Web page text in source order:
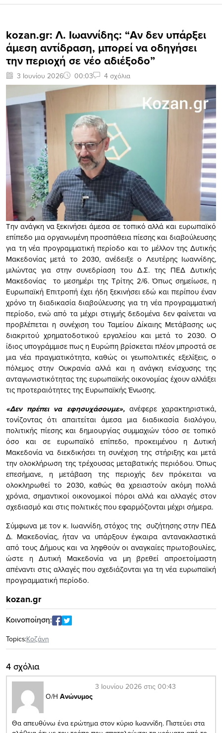
kozan.gr: Λ. Ιωαννίδης: “Aν δεν υπάρξει
άμεση αντίδραση, μπορεί να οδηγήσει
την περιοχή σε νέο αδιέξοδο”
3 Ιουνίου 2026 00:03 4 σχόλια
Την ανάγκη να ξεκινήσει άμεσα σε τοπικό αλλά και ευρωπαϊκό
επίπεδο μια οργανωμένη προσπάθεια πίεσης και διαβούλευσης
για τη νέα προγραμματική περίοδο και το μέλλον της Δυτικής
Μακεδονίας μετά το 2030, ανέδειξε ο Λευτέρης Ιωαννίδης,
μιλώντας για στην συνεδρίαση του Δ.Σ. της ΠΕΔ Δυτικής
Μακεδονίας το μεσημέρι της Τρίτης 2/6. Όπως σημείωσε, η
Ευρωπαϊκή Επιτροπή έχει ήδη ξεκινήσει εδώ και περίπου έναν
χρόνο τη διαδικασία διαβούλευσης για τη νέα προγραμματική
περίοδο, ενώ από τα μέχρι στιγμής δεδομένα δεν φαίνεται να
προβλέπεται η συνέχιση του Ταμείου Δίκαιης Μετάβασης ως
διακριτού χρηματοδοτικού εργαλείου και μετά το 2030. Ο
ίδιος υπογράμμισε πως η Ευρώπη βρίσκεται πλέον μπροστά σε
μια νέα πραγματικότητα, καθώς οι γεωπολιτικές εξελίξεις, ο
πόλεμος στην Ουκρανία αλλά και η ανάγκη ενίσχυσης της
ανταγωνιστικότητας της ευρωπαϊκής οικονομίας έχουν αλλάξει
τις προτεραιότητες της Ευρωπαϊκής Ένωσης.
«Δεν πρέπει να εφησυχάσουμε»,ανέφερε χαρακτηριστικά,
τονίζοντας ότι απαιτείται άμεσα μια διαδικασία διαλόγου,
πολιτικής πίεσης και δημιουργίας συμμαχιών τόσο σε τοπικό
όσο και σε ευρωπαϊκό επίπεδο, προκειμένου η Δυτική
Μακεδονία να διεκδικήσει τη συνέχιση της στήριξης και μετά
την ολοκλήρωση της τρέχουσας μεταβατικής περιόδου. Όπως
επεσήμανε, η μετάβαση της περιοχής δεν πρόκειται να
ολοκληρωθεί το 2030, καθώς θα χρειαστούν ακόμη πολλά
χρόνια, σημαντικοί οικονομικοί πόροι αλλά και αλλαγές στον
σχεδιασμό και στις πολιτικές που εφαρμόζονται μέχρι σήμερα.
Σύμφωνα με τον κ. Ιωαννίδη, στόχος της συζήτησης στην ΠΕΔ
Δ. Μακεδονίας, ήταν να υπάρξουν έγκαιρα αντανακλαστικά
από τους Δήμους και να ληφθούν οι αναγκαίες πρωτοβουλίες,
ώστε η Δυτική Μακεδονία να μη βρεθεί απροετοίμαστη
απέναντι στις αλλαγές που σχεδιάζονται για τη νέα ευρωπαϊκή
προγραμματική περίοδο.
kozan.gr
Κοινοποίηση:
Topics:Κοζάνη
4 σχόλια
Ο/Η Ανώνυμος
3 Ιουνίου 2026 στις 00:43
Θα απευθύνω ένα ερώτημα στον κύριο Ιωαννίδη. Πιστεύει στα